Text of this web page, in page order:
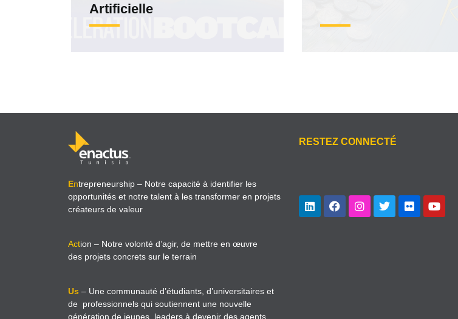
Artificielle
Entrepreneurship – Notre capacité à identifier les
opportunités et notre talent à les transformer en projets
créateurs de valeur
Action – Notre volonté d’agir, de mettre en œuvre
des projets concrets sur le terrain
Us – Une communauté d’étudiants, d’universitaires et
de professionnels qui soutiennent une nouvelle
génération de jeunes leaders à devenir des agents
RESTEZ CONNECTÉ